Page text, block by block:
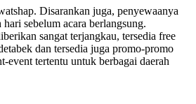
Disarankan juga, penyewaanya
sebelum acara berlangsung.
sangat terjangkau, tersedia free
dan tersedia juga promo-promo
event tertentu untuk berbagai daerah